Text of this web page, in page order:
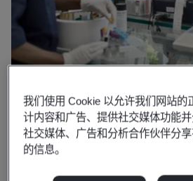
为何选择BSI
为全球医疗保健生态系
我们使用 Cookie 以允许我们网站的
计内容和广告、提供社交媒体功能
社交媒体、广告和分析合作伙伴分
的信息。